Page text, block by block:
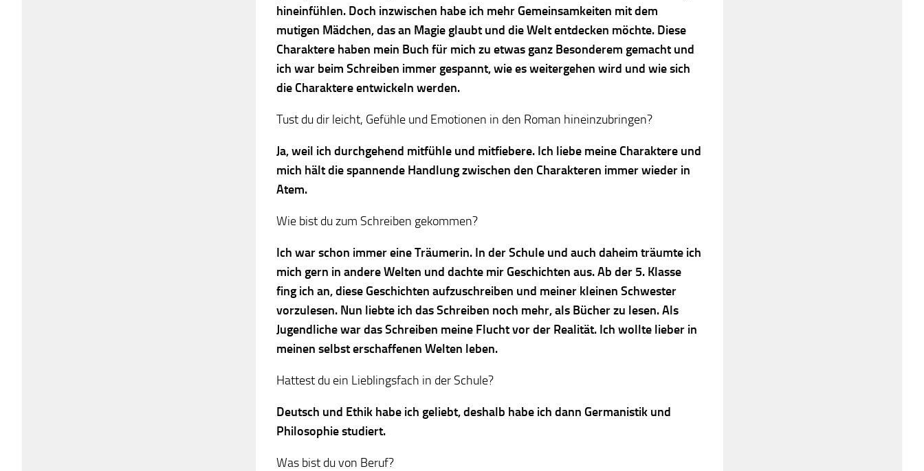
hineinfühlen. Doch inzwischen habe ich mehr Gemeinsamkeiten mit dem
mutigen Mädchen, das an Magie glaubt und die Welt entdecken möchte. Diese
Charaktere haben mein Buch für mich zu etwas ganz Besonderem gemacht und
ich war beim Schreiben immer gespannt, wie es weitergehen wird und wie sich
die Charaktere entwickeln werden.
Tust du dir leicht, Gefühle und Emotionen in den Roman hineinzubringen?
Ja, weil ich durchgehend mitfühle und mitfiebere. Ich liebe meine Charaktere und
mich hält die spannende Handlung zwischen den Charakteren immer wieder in
Atem.
Wie bist du zum Schreiben gekommen?
Ich war schon immer eine Träumerin. In der Schule und auch daheim träumte ich
mich gern in andere Welten und dachte mir Geschichten aus. Ab der 5. Klasse
fing ich an, diese Geschichten aufzuschreiben und meiner kleinen Schwester
vorzulesen. Nun liebte ich das Schreiben noch mehr, als Bücher zu lesen.Als
Jugendliche war das Schreiben meine Flucht vor der Realität. Ich wollte lieber in
meinen selbst erschaffenen Welten leben.
Hattest du ein Lieblingsfach in der Schule?
Deutsch und Ethik habe ich geliebt, deshalb habe ich dann Germanistik und
Philosophie studiert.
Was bist du von Beruf?